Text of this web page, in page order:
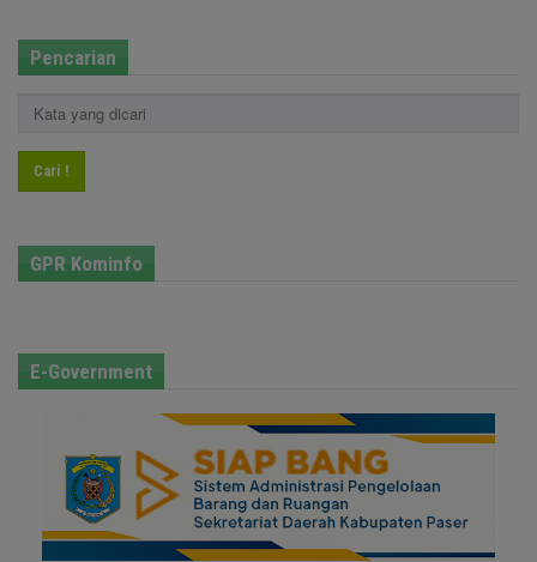
Pencarian
Cari !
GPR Kominfo
E-Government